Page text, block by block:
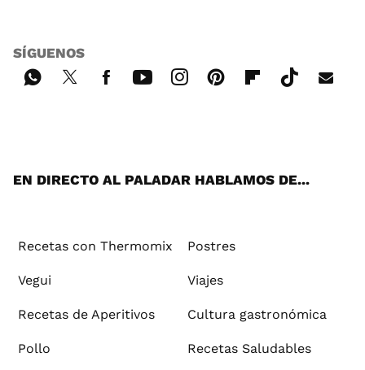
SÍGUENOS
EN DIRECTO AL PALADAR HABLAMOS DE...
Recetas con Thermomix Postres
Vegui Viajes
Recetas de Aperitivos Cultura gastronómica
Pollo Recetas Saludables